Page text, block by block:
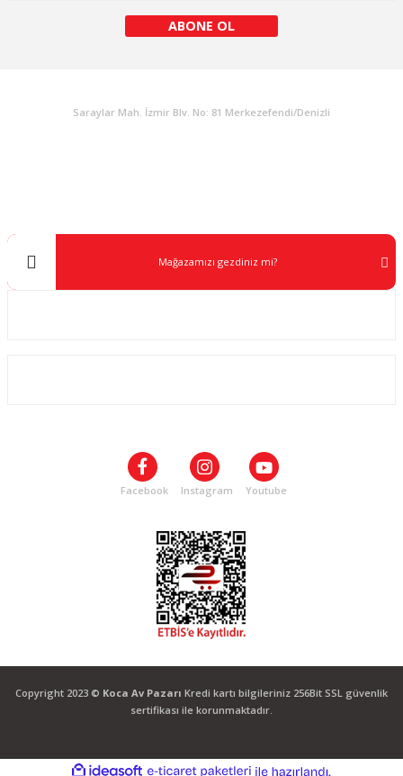
ABONE OL
Saraylar Mah. İzmir Blv. No: 81 Merkezefendi/Denizli
Mağazamızı gezdiniz mi?
Facebook Instagram Youtube
Copyright 2023 © Koca Av Pazarı Kredi kartı bilgileriniz 256Bit SSL güvenlik
sertifikası ile korunmaktadır.
ideasoft e-